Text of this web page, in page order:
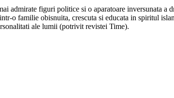
admirate figuri politice si o aparatoare inversunata a
o familie obisnuita, crescuta si educata in spiritul
ale lumii (potrivit revistei Time).